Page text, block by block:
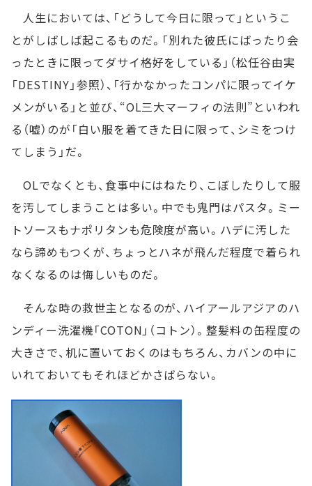
人生においては、「どうして今日に限って」というこ
とがしばしば起こるものだ。「別れた彼氏にばったり会
ったときに限ってダサイ格好をしている」（松任谷由実
「DESTINY」参照）、「行かなかったコンパに限ってイケ
メンがいる」と並び、“OL三大マーフィの法則”といわれ
る（嘘）のが「白い服を着てきた日に限って、シミをつけ
てしまう」だ。
OLでなくとも、食事中にはねたり、こぼしたりして服
を汚してしまうことは多い。中でも鬼門はパスタ。ミー
トソースもナポリタンも危険度が高い。ハデに汚した
なら諦めもつくが、ちょっとハネが飛んだ程度で着られ
なくなるのは悔しいものだ。
そんな時の救世主となるのが、ハイアールアジアのハ
ンディー洗濯機「COTON」（コトン）。整髪料の缶程度の
大きさで、机に置いておくのはもちろん、カバンの中に
いれておいてもそれほどかさばらない。